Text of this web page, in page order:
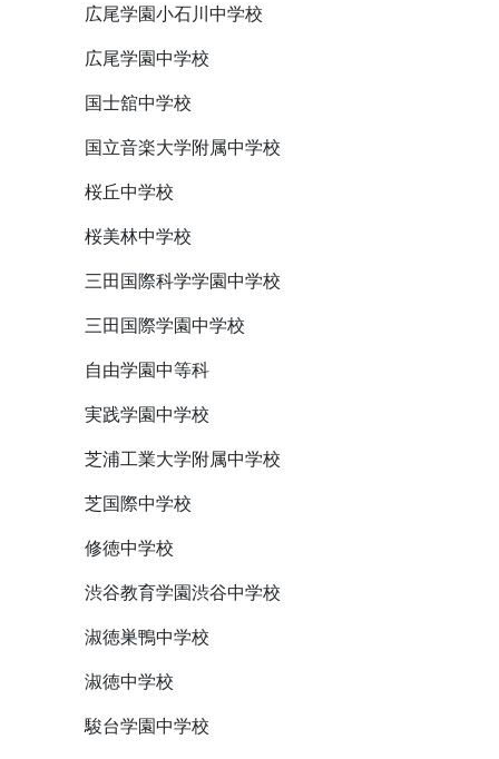
広尾学園小石川中学校
広尾学園中学校
国士舘中学校
国立音楽大学附属中学校
桜丘中学校
桜美林中学校
三田国際科学学園中学校
三田国際学園中学校
自由学園中等科
実践学園中学校
芝浦工業大学附属中学校
芝国際中学校
修徳中学校
渋谷教育学園渋谷中学校
淑徳巣鴨中学校
淑徳中学校
駿台学園中学校